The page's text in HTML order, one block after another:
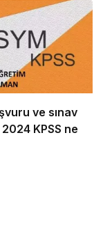
ve sınav
KPSS ne